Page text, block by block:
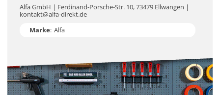
Alfa GmbH | Ferdinand-Porsche-Str. 10, 73479 Ellwangen |
kontakt@alfa-direkt.de
Marke: Alfa